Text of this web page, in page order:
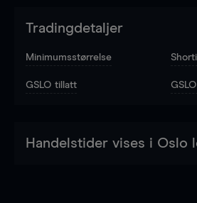
Tradingdetaljer
Minimumsstørrelse
GSLO tillatt
Handelstider vises i Oslo